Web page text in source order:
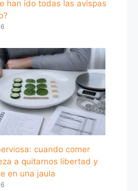
han ido todas las avispas
cuando comer
a quitarnos libertad y
en una jaula